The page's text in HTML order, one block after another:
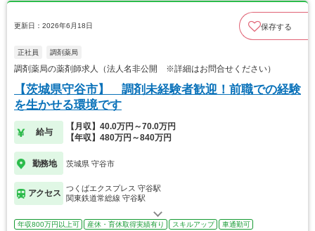
更新日：2026年6月18日 保存する
正社員 調剤薬局
調剤薬局の薬剤師求人（法人名非公開 ※詳細はお問合せください）
【茨城県守谷市】 調剤未経験者歓迎！前職での経験
を生かせる環境です
給与
【月収】40.0万円～70.0万円
【年収】480万円～840万円
勤務地 茨城県 守谷市
アクセス
つくばエクスプレス 守谷駅
関東鉄道常総線 守谷駅
年収800万円以上可 産休・育休取得実績有り スキルアップ 車通勤可